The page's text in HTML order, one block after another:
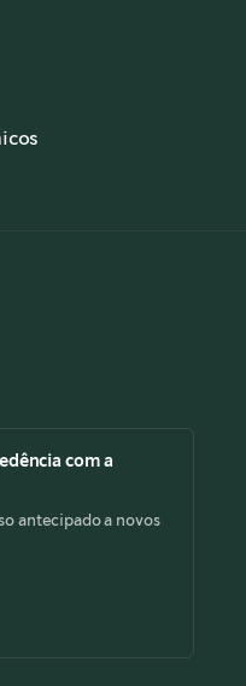
com a
antecipado a novos